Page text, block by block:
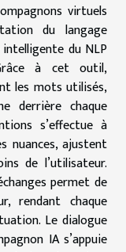
virtuels
du langage
du NLP
à cet outil,
les mots utilisés,
derrière chaque
s’effectue à
nuances, ajustent
de l’utilisateur.
permet de
rendant chaque
Le dialogue
IA s’appuie